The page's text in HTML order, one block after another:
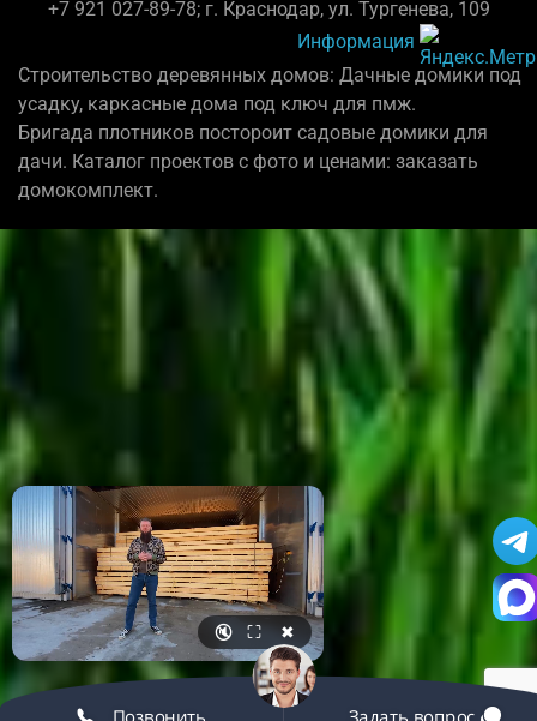
+7 921 027-89-78; г. Краснодар, ул. Тургенева, 109
Информация
Строительство деревянных домов: Дачные домики под
усадку, каркасные дома под ключ для пмж.
Бригада плотников постороит садовые домики для
дачи. Каталог проектов с фото и ценами: заказать
домокомплект.
🔇 ⛶ ✖
Позвонить Задать вопрос